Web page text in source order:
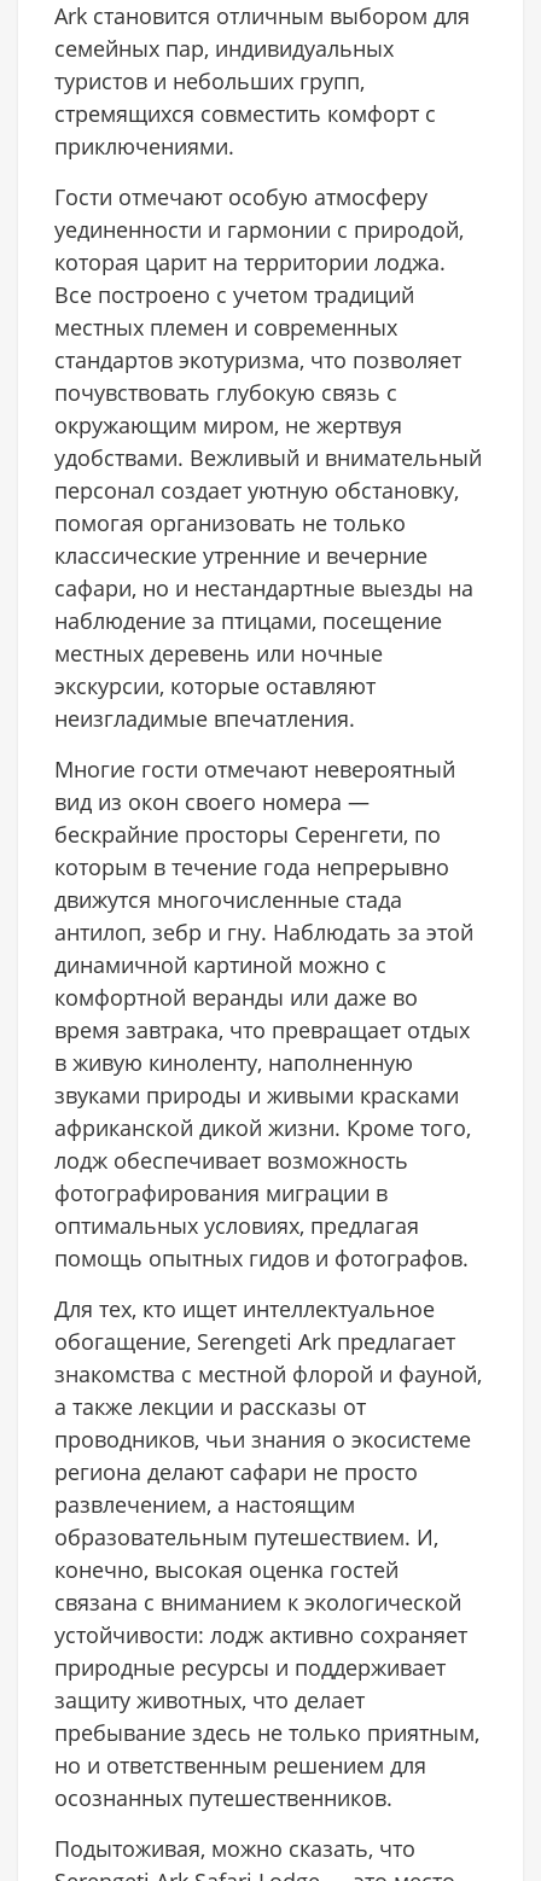
Ark становится отличным выбором для
семейных пар, индивидуальных
туристов и небольших групп,
стремящихся совместить комфорт с
приключениями.
Гости отмечают особую атмосферу
уединенности и гармонии с природой,
которая царит на территории лоджа.
Все построено с учетом традиций
местных племен и современных
стандартов экотуризма, что позволяет
почувствовать глубокую связь с
окружающим миром, не жертвуя
удобствами. Вежливый и внимательный
персонал создает уютную обстановку,
помогая организовать не только
классические утренние и вечерние
сафари, но и нестандартные выезды на
наблюдение за птицами, посещение
местных деревень или ночные
экскурсии, которые оставляют
неизгладимые впечатления.
Многие гости отмечают невероятный
вид из окон своего номера —
бескрайние просторы Серенгети, по
которым в течение года непрерывно
движутся многочисленные стада
антилоп, зебр и гну. Наблюдать за этой
динамичной картиной можно с
комфортной веранды или даже во
время завтрака, что превращает отдых
в живую киноленту, наполненную
звуками природы и живыми красками
африканской дикой жизни. Кроме того,
лодж обеспечивает возможность
фотографирования миграции в
оптимальных условиях, предлагая
помощь опытных гидов и фотографов.
Для тех, кто ищет интеллектуальное
обогащение, Serengeti Ark предлагает
знакомства с местной флорой и фауной,
а также лекции и рассказы от
проводников, чьи знания о экосистеме
региона делают сафари не просто
развлечением, а настоящим
образовательным путешествием. И,
конечно, высокая оценка гостей
связана с вниманием к экологической
устойчивости: лодж активно сохраняет
природные ресурсы и поддерживает
защиту животных, что делает
пребывание здесь не только приятным,
но и ответственным решением для
осознанных путешественников.
Подытоживая, можно сказать, что